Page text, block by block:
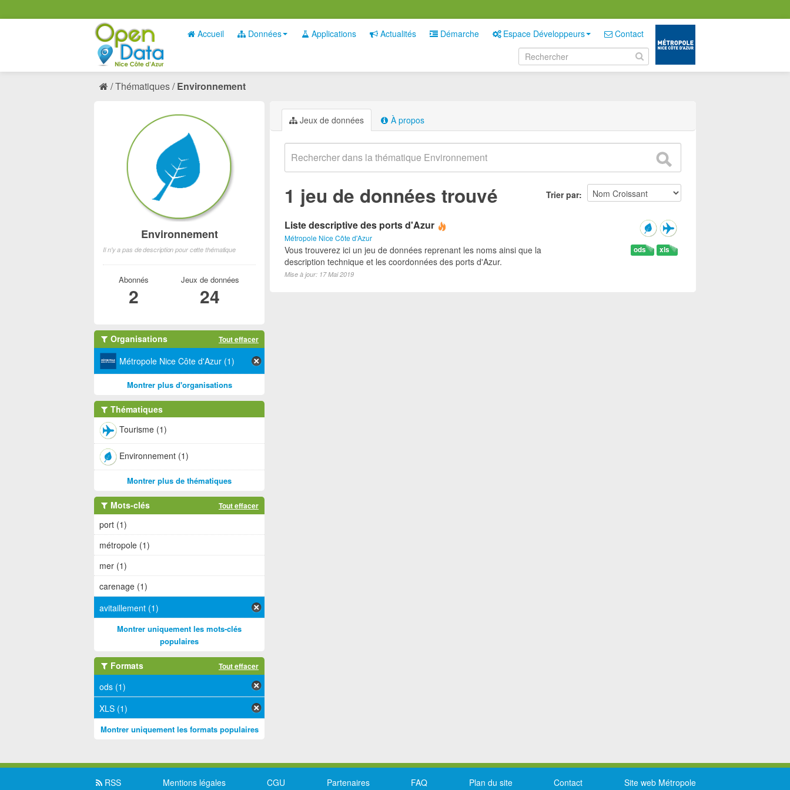
Accueil Données Applications Actualités Démarche Espace Développeurs Contact
Thématiques Environnement
Jeux de données À propos
Trier par
1 jeu de données trouvé
Liste descriptive des ports d'Azur
Métropole Nice Côte d'Azur
xls
ods
Vous trouverez ici un jeu de données reprenant les noms ainsi que la
description technique et les coordonnées des ports d'Azur.
Mise à jour: 17 Mai 2019
Environnement
Il n'y a pas de description pour cette thématique
Abonnés
2
Jeux de données
24
Organisations Tout effacer
Métropole Nice Côte d'Azur (1)
Montrer plus d'organisations
Thématiques
Tourisme (1)
Environnement (1)
Montrer plus de thématiques
Mots-clés Tout effacer
port (1)
métropole (1)
mer (1)
carenage (1)
avitaillement (1)
Montrer uniquement les mots-clés
populaires
Formats Tout effacer
ods (1)
XLS (1)
Montrer uniquement les formats populaires
RSS Mentions légales CGU Partenaires FAQ Plan du site Contact Site web Métropole